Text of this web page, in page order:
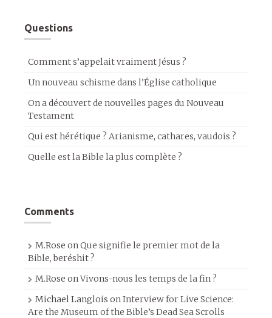
Questions
Comment s’appelait vraiment Jésus ?
Un nouveau schisme dans l’Église catholique
On a découvert de nouvelles pages du Nouveau
Testament
Qui est hérétique ? Arianisme, cathares, vaudois ?
Quelle est la Bible la plus complète ?
Comments
M.Rose onQue signifie le premier mot de la
Bible, beréshit ?
M.Rose onVivons-nous les temps de la fin ?
Michael Langlois onInterview for Live Science:
Are the Museum of the Bible’s Dead Sea Scrolls